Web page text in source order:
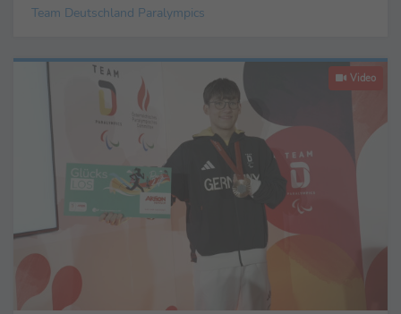
Team Deutschland Paralympics
Video